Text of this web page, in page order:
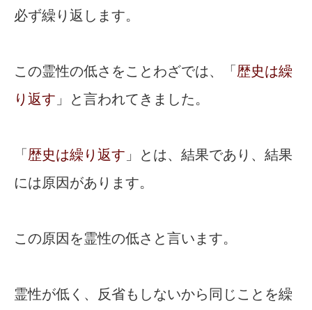
必ず繰り返します。
この霊性の低さをことわざでは、「 歴史は繰
り返す 」と言われてきました。
「 歴史は繰り返す 」とは、結果であり、結果
には原因があります。
この原因を霊性の低さと言います。
霊性が低く、反省もしないから同じことを繰